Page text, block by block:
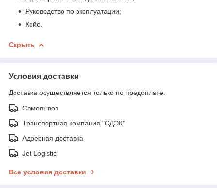
Руководство по эксплуатации;
Кейс.
Скрыть
Условия доставки
Доставка осуществляется только по предоплате.
Самовывоз
Транспортная компания "СДЭК"
Адресная доставка
Jet Logistic
Все условия доставки